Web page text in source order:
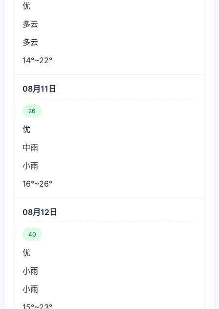
优
多云
多云
14°~22°
08月11日
26
优
中雨
小雨
16°~26°
08月12日
40
优
小雨
小雨
15°~23°